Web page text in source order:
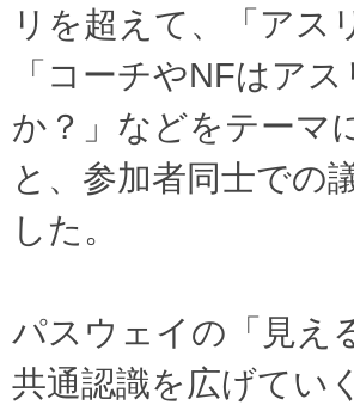
リを超えて、「アス
「コーチやNFはア
か？」などをテーマ
と、参加者同士での
した。
パスウェイの「見え
共通認識を広げてい